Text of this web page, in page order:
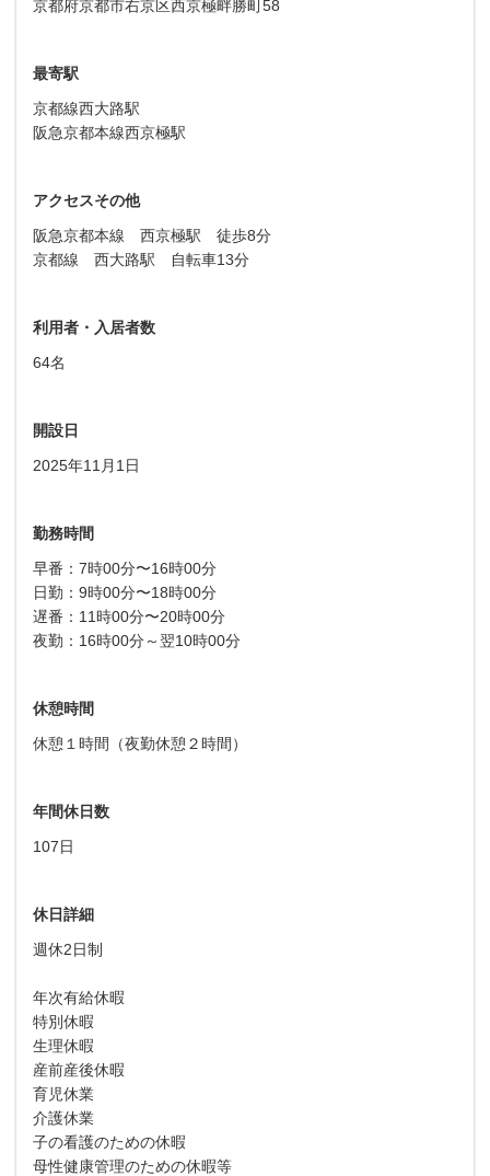
京都府京都市右京区西京極畔勝町58
最寄駅
京都線西大路駅
阪急京都本線西京極駅
アクセスその他
阪急京都本線 西京極駅 徒歩8分
京都線 西大路駅 自転車13分
利用者・入居者数
64名
開設日
2025年11月1日
勤務時間
早番：7時00分〜16時00分
日勤：9時00分〜18時00分
遅番：11時00分〜20時00分
夜勤：16時00分～翌10時00分
休憩時間
休憩１時間（夜勤休憩２時間）
年間休日数
107日
休日詳細
週休2日制
年次有給休暇
特別休暇
生理休暇
産前産後休暇
育児休業
介護休業
子の看護のための休暇
母性健康管理のための休暇等